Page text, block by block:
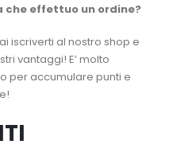
che effettuo un ordine?
iscriverti al nostro shop e
vantaggi! E’ molto
per accumulare punti e